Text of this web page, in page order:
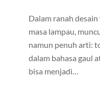
Dalam ranah
masa lampau,
namun penuh arti:
dalam bahasa gaul
bisa menjadi…